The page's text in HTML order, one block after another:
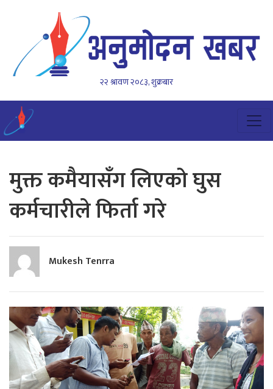
२२ श्रावण २०८३, शुक्रबार
मुक्त कमैयासँग लिएको घुस
कर्मचारीले फिर्ता गरे
Mukesh Tenrra